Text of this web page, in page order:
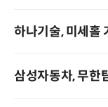
하나기술, 미세홀
삼성자동차, 무한